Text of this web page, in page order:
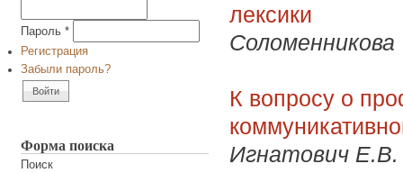
Пароль *
Регистрация
Забыли пароль?
Форма поиска
Поиск
лексики
Соломенникова
К вопросу о
Игнатович Е.В.